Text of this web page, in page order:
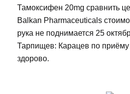
Тамоксифен 20mg сравнить
Balkan Pharmaceuticals
рука не поднимается 25
Тарпищев: Карацев по приёму
здорово.